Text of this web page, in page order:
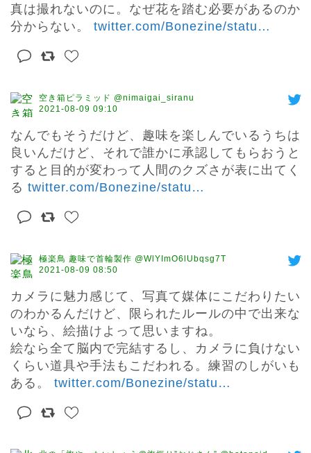
真は撮れないのに。なぜ花を踏む必要があるのか
分からない。 twitter.com/Bonezine/statu …
空き箱ピラミッド @nimaigai_siranu
2021-08-09 09:10
なんでもそうだけど、趣味を楽しんでいるうちは
良いんだけど、それで誰かに承認してもらおうと
すると目的が変わって人間のクズさが表に出てく
る twitter.com/Bonezine/statu …
極楽鳥 趣味で首輪製作 @WlYImO6lUbqsg7T
2021-08-09 08:50
カメラに魅力感じて、写真て媒体にこだわりたい
のわかるんだけど、限られたルールの中で出来な
いなら、絵描けよって思いますね。
絵なら全て脳内で完結するし、カメラに負けない
くらい道具や手法もこだわれる。練習のしがいも
ある。 twitter.com/Bonezine/statu …